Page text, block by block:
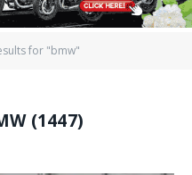
for "bmw"
(1447)